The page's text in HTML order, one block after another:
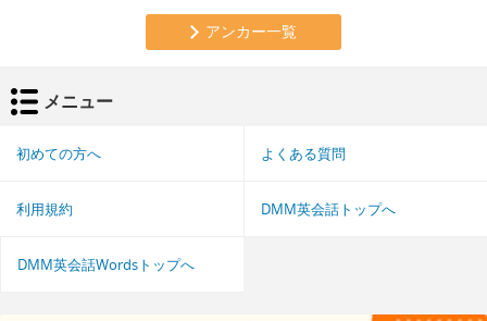
アンカー一覧
メニュー
初めての方へ よくある質問
利用規約 DMM英会話トップへ
DMM英会話Wordsトップへ